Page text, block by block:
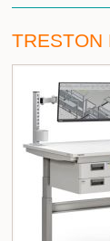
TRESTON